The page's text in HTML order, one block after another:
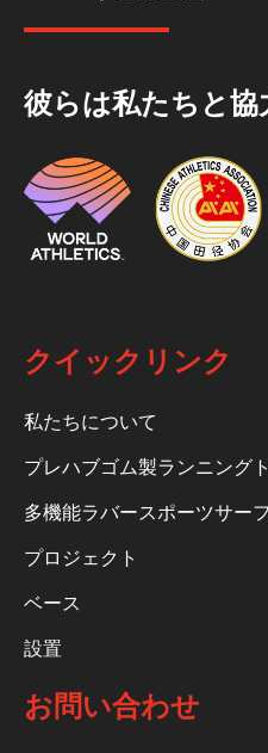
彼らは私たちと協
クイックリンク
私たちについて
プレハブゴム製ランニング
多機能ラバースポーツサー
プロジェクト
ベース
設置
お問い合わせ